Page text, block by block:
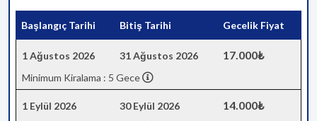
Başlangıç Tarihi Bitiş Tarihi Gecelik Fiyat
1 Ağustos 2026 31 Ağustos 2026 17.000₺
Minimum Kiralama : 5 Gece
1 Eylül 2026 30 Eylül 2026 14.000₺